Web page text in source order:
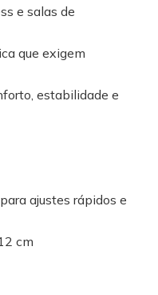
e salas de
que exigem
estabilidade e
ajustes rápidos e
cm